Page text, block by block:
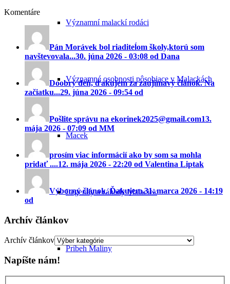
Významní malackí rodáci
Významné osobnosti pôsobiace v Malackách
Macek
Legendy a záhady Malaciek
Príbeh Maliny
Komentáre
Pán Morávek bol riaditeĺom školy,ktorú som
navštevovala...30. júna 2026 - 03:08 od Dana
Doobrý deň, ďakujem za zaujímavý článok. Na
začiatku...29. júna 2026 - 09:54 od
Pošlite správu na ekorinek2025@gmail.com13.
mája 2026 - 07:09 od MM
prosím viac informácií ako by som sa mohla
pridať ....12. mája 2026 - 22:20 od Valentina Liptak
Výborný článok. Ďakujem.31. marca 2026 - 14:19
od
Archív článkov
Archív článkov
Napíšte nám!